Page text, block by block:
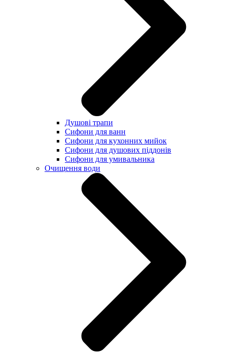
Душові трапи
Сифони для ванн
Сифони для кухонних мийок
Сифони для душових піддонів
Сифони для умивальника
Очищення води